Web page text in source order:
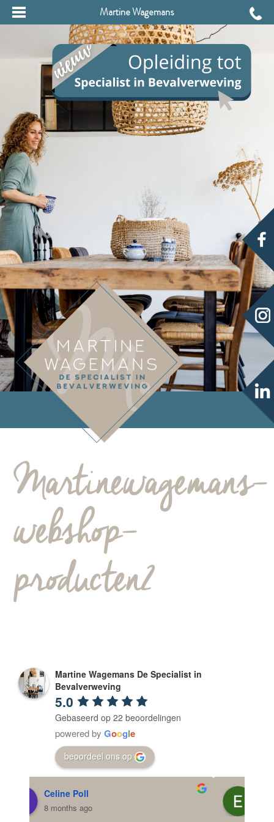
Martine Wagemans
Martinewagemans-
webshop-
producten2
Martine Wagemans De Specialist in
Bevalverweving
5.0
Gebaseerd op 22 beoordelingen
powered by Google
beoordeel ons op
Emmy Klein Nagelvoort
11 months ago